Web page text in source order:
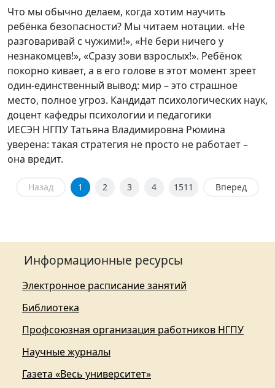
Что мы обычно делаем, когда хотим научить
ребёнка безопасности? Мы читаем нотации. «Не
разговаривай с чужими!», «Не бери ничего у
незнакомцев!», «Сразу зови взрослых!». Ребёнок
покорно кивает, а в его голове в этот момент зреет
один-единственный вывод: мир – это страшное
место, полное угроз. Кандидат психологических наук,
доцент кафедры психологии и педагогики
ИЕСЭН НГПУ Татьяна Владимировна Рюмина
уверена: такая стратегия не просто не работает –
она вредит.
Назад 1 2 3 4 1511 Вперед
Информационные ресурсы
Электронное расписание занятий
Библиотека
Профсоюзная организация работников НГПУ
Научные журналы
Газета «Весь университет»